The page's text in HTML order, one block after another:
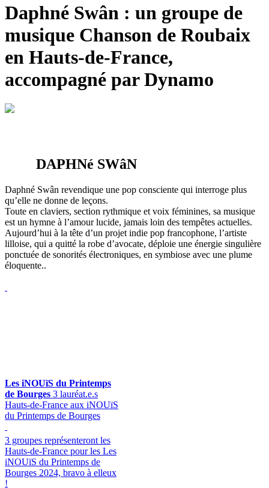
Daphné Swân : un groupe de
musique Chanson de Roubaix
en Hauts-de-France,
accompagné par Dynamo
DAPHNé SWâN
Daphné Swân revendique une pop consciente qui interroge plus
qu’elle ne donne de leçons.
Toute en claviers, section rythmique et voix féminines, sa musique
est un hymne à l’amour lucide, jamais loin des tempêtes actuelles.
Aujourd’hui à la tête d’un projet indie pop francophone, l’artiste
lilloise, qui a quitté la robe d’avocate, déploie une énergie singulière
ponctuée de sonorités électroniques, en symbiose avec une plume
éloquente..
Les iNOUïS du Printemps
de Bourges 3 lauréat.e.s
Hauts-de-France aux iNOUïS
du Printemps de Bourges
3 groupes représenteront les
Hauts-de-France pour les Les
iNOUïS du Printemps de
Bourges 2024, bravo à elleux
!